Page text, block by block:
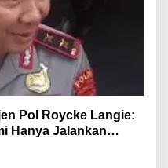
Pol Roycke Langie:
Hanya Jalankan